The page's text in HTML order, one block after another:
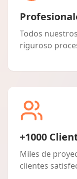
Todos
riguroso
+1000
Miles de
clientes